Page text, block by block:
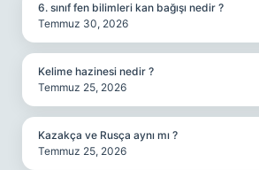
6. sınıf fen bilimleri kan bağışı nedir ?
Temmuz 30, 2026
Kelime hazinesi nedir ?
Temmuz 25, 2026
Kazakça ve Rusça aynı mı ?
Temmuz 25, 2026